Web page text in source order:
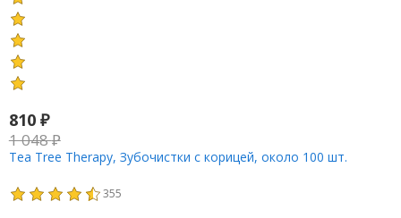
810 ₽
1 048₽
Tea Tree Therapy, Зубочистки с корицей, около 100 шт.
355